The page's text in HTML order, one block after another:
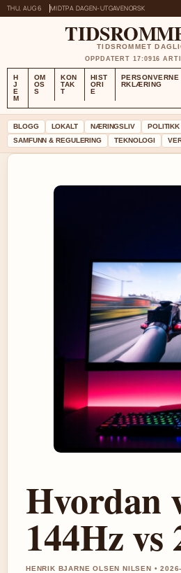
THU, AUG 6 MIDTPA DAGEN-UTGAVENORSK
TIDSROMMET
OPPDATERT 17:0916
H
J
E
M
OM
OS
S
KON
TAK
T
HIST
ORI
E
PERSONVERNE
RKLÆRING
BLOGG LOKALT NÆRINGSLIV POLITIKK
SAMFUNN & REGULERING
TEKNOLOGI
Hvordan
144Hz
HENRIK BJARNE OLSEN NILSEN •